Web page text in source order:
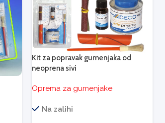
Kit za popravak gumenjaka od
neoprena sivi
Oprema za gumenjake
Na zalihi